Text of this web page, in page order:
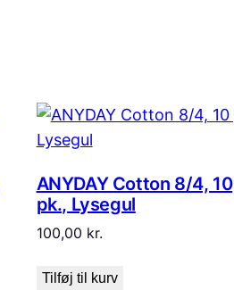
ANYDAY Cotton 8/4, 10
pk., Lysegul
100,00 kr.
Tilføj til kurv